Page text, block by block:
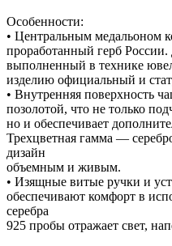
Особенности:
• Центральным медальоном
проработанный герб России.
выполненный в технике
изделию официальный и
• Внутренняя поверхность
позолотой, что не только
но и обеспечивает
Трехцветная гамма —
дизайн
объемным и живым.
• Изящные витые ручки и
обеспечивают комфорт в
серебра
925 пробы отражает свет,